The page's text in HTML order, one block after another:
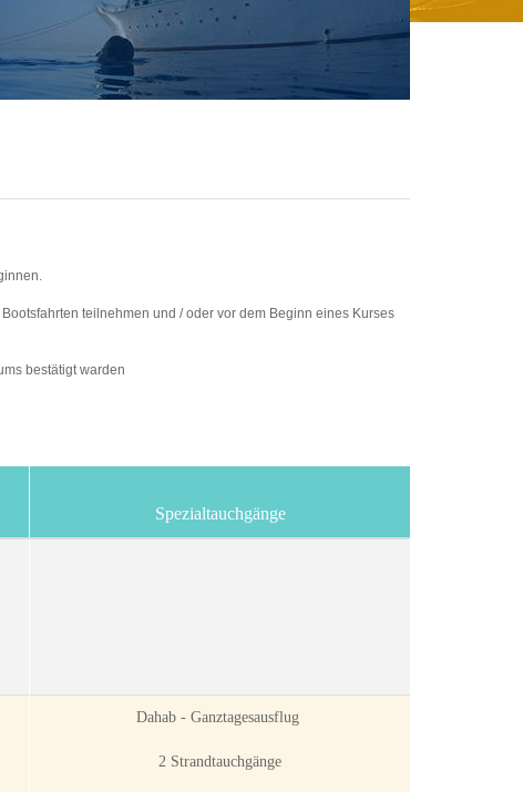
teilnehmen und / oder vor dem Beginn eines Kurses
bestätigt warden
Spezialtauchgänge
Dahab - Ganztagesausflug
2 Strandtauchgänge